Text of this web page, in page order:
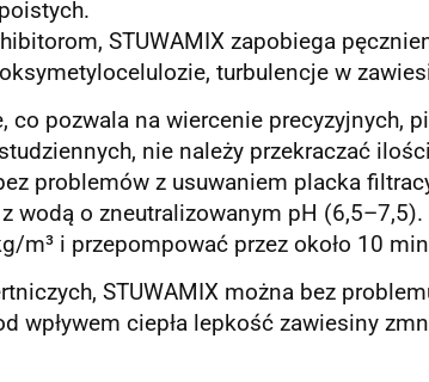
STUWAMIX zapobiega
turbulencje w
co pozwala na wiercenie
nie należy przekraczać
problemów z usuwaniem placka
wodą o zneutralizowanym pH
m³ i przepompować przez około 10
STUWAMIX można bez
wpływem ciepła lepkość zawiesiny